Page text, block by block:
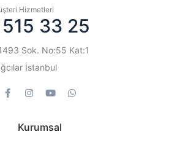
Hizmetleri
33 25
Sok. No:55 Kat:1
İstanbul
Kurumsal